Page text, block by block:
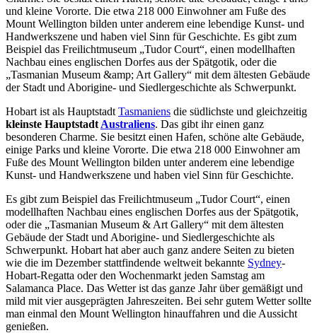
und kleine Vororte. Die etwa 218 000 Einwohner am Fuße des
Mount Wellington bilden unter anderem eine lebendige Kunst- und
Handwerkszene und haben viel Sinn für Geschichte. Es gibt zum
Beispiel das Freilichtmuseum „Tudor Court“, einen modellhaften
Nachbau eines englischen Dorfes aus der Spätgotik, oder die
„Tasmanian Museum &amp; Art Gallery“ mit dem ältesten Gebäude
der Stadt und Aborigine- und Siedlergeschichte als Schwerpunkt.
Hobart ist als Hauptstadt Tasmaniens die südlichste und gleichzeitig
kleinste Hauptstadt Australiens. Das gibt ihr einen ganz
besonderen Charme. Sie besitzt einen Hafen, schöne alte Gebäude,
einige Parks und kleine Vororte. Die etwa 218 000 Einwohner am
Fuße des Mount Wellington bilden unter anderem eine lebendige
Kunst- und Handwerkszene und haben viel Sinn für Geschichte.
Es gibt zum Beispiel das Freilichtmuseum „Tudor Court“, einen
modellhaften Nachbau eines englischen Dorfes aus der Spätgotik,
oder die „Tasmanian Museum & Art Gallery“ mit dem ältesten
Gebäude der Stadt und Aborigine- und Siedlergeschichte als
Schwerpunkt. Hobart hat aber auch ganz andere Seiten zu bieten
wie die im Dezember stattfindende weltweit bekannte Sydney-
Hobart-Regatta oder den Wochenmarkt jeden Samstag am
Salamanca Place. Das Wetter ist das ganze Jahr über gemäßigt und
mild mit vier ausgeprägten Jahreszeiten. Bei sehr gutem Wetter sollte
man einmal den Mount Wellington hinauffahren und die Aussicht
genießen.